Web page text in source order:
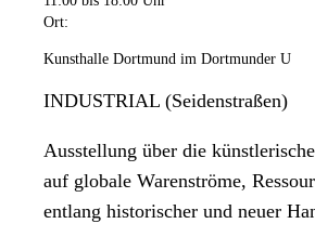
Ort:
Kunsthalle Dortmund im Dortmunder U
INDUSTRIAL (Seidenstraßen)
Ausstellung über die
auf globale Warenströme,
entlang historischer und neuer